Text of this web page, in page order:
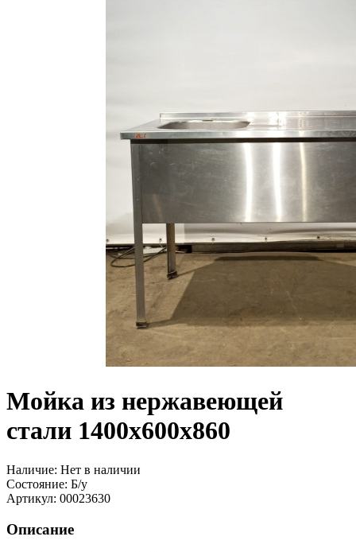
Мойка из нержавеющей
стали 1400х600х860
Наличие: Нет в наличии
Состояние: Б/у
Артикул: 00023630
Описание